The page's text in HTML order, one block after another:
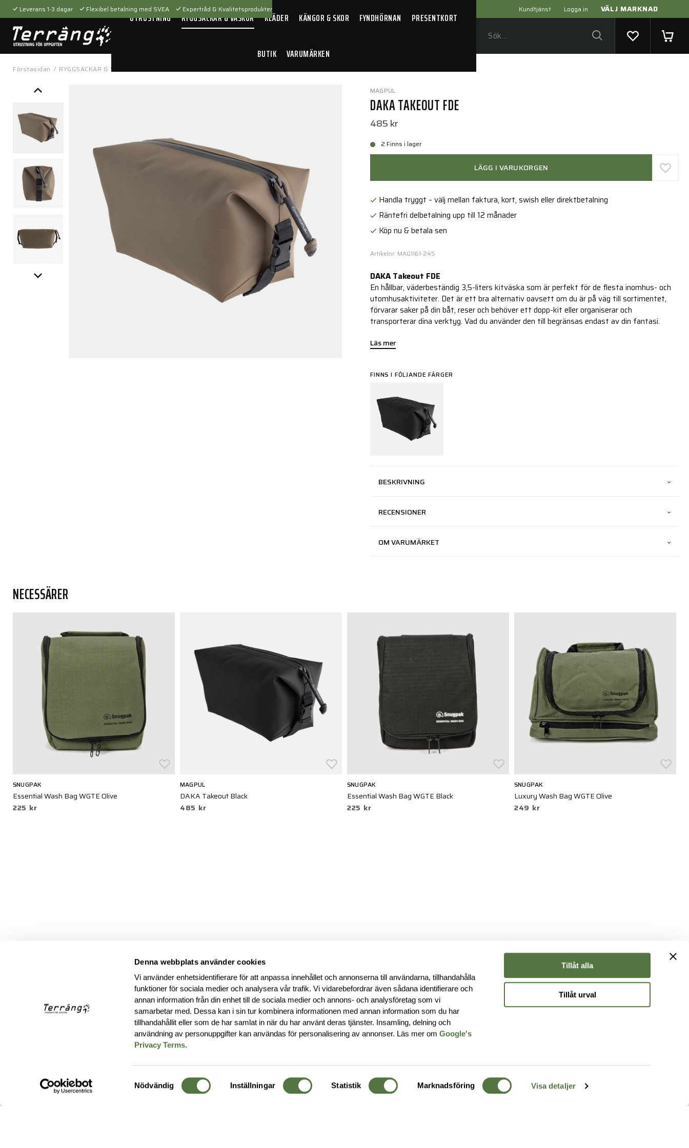
Denna webbplats använder cookies
Vi använder enhetsidentifierare för att anpassa innehållet och annonserna till användarna, tillhandahålla
funktioner för sociala medier och analysera vår trafik. Vi vidarebefordrar även sådana identifierare och
annan information från din enhet till de sociala medier och annons- och analysföretag som vi
samarbetar med. Dessa kan i sin tur kombinera informationen med annan information som du har
tillhandahållit eller som de har samlat in när du har använt deras tjänster. Insamling, delning och
användning av personuppgifter kan användas för personalisering av annonser. Läs mer omGoogle's
Privacy Terms.
Samtyckesval
Nödvändig Inställningar Statistik Marknadsföring Visa detaljer
Tillåt alla
Tillåt urval
Kundtjänst Logga in VÄLJ MARKNAD
Leverans 1-3 dagar Flexibel betalning med SVEA Expertråd & Kvalitetsprodukter
UTRUSTNING RYGGSÄCKAR & VÄSKOR KLÄDER KÄNGOR & SKOR FYNDHÖRNAN PRESENTKORT
BUTIK VARUMÄRKEN
Förstasidan / RYGGSÄCKAR & VÄSKOR
MAGPUL
DAKA TAKEOUT FDE
485 kr
2 Finns i lager
LÄGG I VARUKORGEN
Handla tryggt – välj mellan faktura, kort, swish eller direktbetalning
Räntefri delbetalning upp till 12 månader
Köp nu & betala sen
Artikelnr: MAG1161-245
DAKA Takeout FDE
En hållbar, väderbeständig 3,5-liters kitväska som är perfekt för de flesta inomhus- och
utomhusaktiviteter. Det är ett bra alternativ oavsett om du är på väg till sortimentet,
förvarar saker på din båt, reser och behöver ett dopp-kit eller organiserar och
transporterar dina verktyg. Vad du använder den till begränsas endast av din fantasi.
Läs mer
FINNS I FÖLJANDE FÄRGER
BESKRIVNING
RECENSIONER
OM VARUMÄRKET
NECESSÄRER
SNUGPAK
Essential Wash Bag WGTE Olive
225 kr
MAGPUL
DAKA Takeout Black
485 kr
SNUGPAK
Essential Wash Bag WGTE Black
225 kr
SNUGPAK
Luxury Wash Bag WGTE Olive
249 kr